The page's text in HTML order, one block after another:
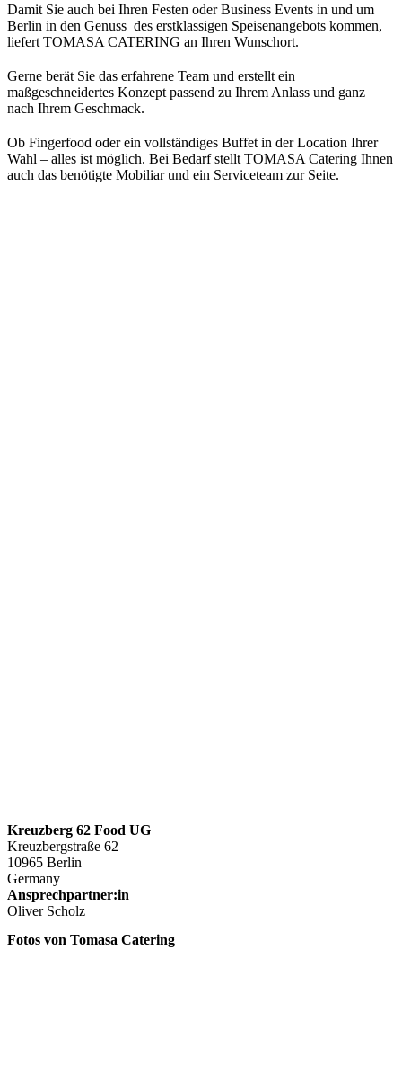
Damit Sie auch bei Ihren Festen oder Business Events in und um
Berlin in den Genuss des erstklassigen Speisenangebots kommen,
liefert TOMASA CATERING an Ihren Wunschort.
Gerne berät Sie das erfahrene Team und erstellt ein
maßgeschneidertes Konzept passend zu Ihrem Anlass und ganz
nach Ihrem Geschmack.
Ob Fingerfood oder ein vollständiges Buffet in der Location Ihrer
Wahl – alles ist möglich. Bei Bedarf stellt TOMASA Catering Ihnen
auch das benötigte Mobiliar und ein Serviceteam zur Seite.
Kreuzberg 62 Food UG
Kreuzbergstraße 62
10965 Berlin
Germany
Ansprechpartner:in
Oliver Scholz
Fotos von Tomasa Catering